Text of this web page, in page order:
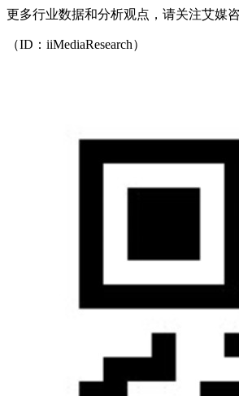
更多行业数据和分析观点，请关注艾媒
（ID：iiMediaResearch）